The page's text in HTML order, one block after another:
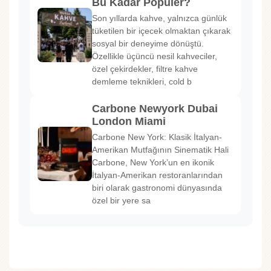
Son yıllarda kahve, yalnızca günlük
tüketilen bir içecek olmaktan çıkarak
sosyal bir deneyime dönüştü.
Özellikle üçüncü nesil kahveciler,
özel çekirdekler, filtre kahve
demleme teknikleri, cold b
Carbone Newyork Dubai
London Miami
Carbone New York: Klasik İtalyan-
Amerikan Mutfağının Sinematik Hali
Carbone, New York’un en ikonik
İtalyan-Amerikan restoranlarından
biri olarak gastronomi dünyasında
özel bir yere sa